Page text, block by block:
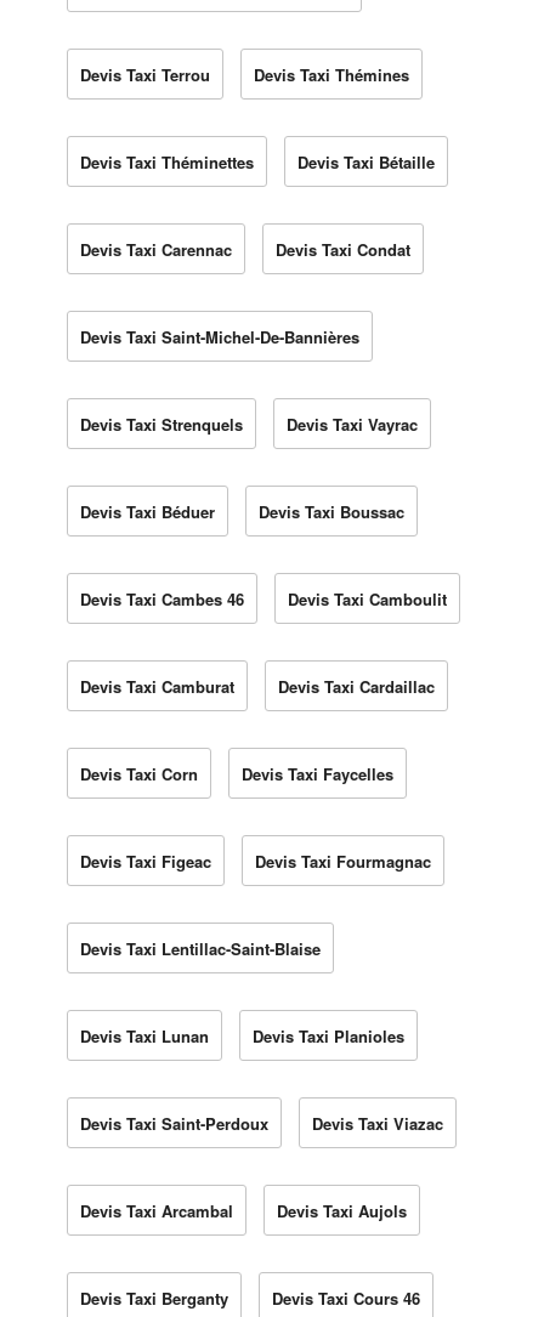
Devis Taxi Terrou Devis Taxi Thémines
Devis Taxi Théminettes Devis Taxi Bétaille
Devis Taxi Carennac Devis Taxi Condat
Devis Taxi Saint-Michel-De-Bannières
Devis Taxi Strenquels Devis Taxi Vayrac
Devis Taxi Béduer Devis Taxi Boussac
Devis Taxi Cambes 46 Devis Taxi Camboulit
Devis Taxi Camburat Devis Taxi Cardaillac
Devis Taxi Corn Devis Taxi Faycelles
Devis Taxi Figeac Devis Taxi Fourmagnac
Devis Taxi Lentillac-Saint-Blaise
Devis Taxi Lunan Devis Taxi Planioles
Devis Taxi Saint-Perdoux Devis Taxi Viazac
Devis Taxi Arcambal Devis Taxi Aujols
Devis Taxi Berganty Devis Taxi Cours 46